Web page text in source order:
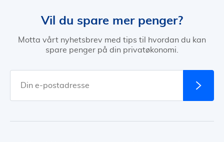
Vil du spare mer penger?
Motta vårt nyhetsbrev med tips til hvordan du kan
spare penger på din privatøkonomi.